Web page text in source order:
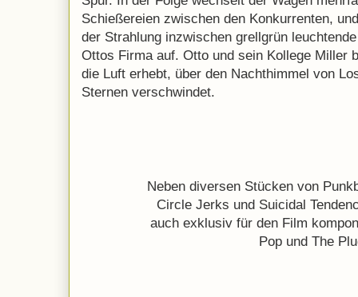
Schießereien zwischen den Konkurrenten,
der Strahlung inzwischen grellgrün
Ottos Firma auf. Otto und sein Kollege Miller
die Luft erhebt, über den Nachthimmel von
Sternen verschwindet.
Neben diversen Stücken von
Circle Jerks und Suicidal
auch exklusiv für den Film
Pop und The